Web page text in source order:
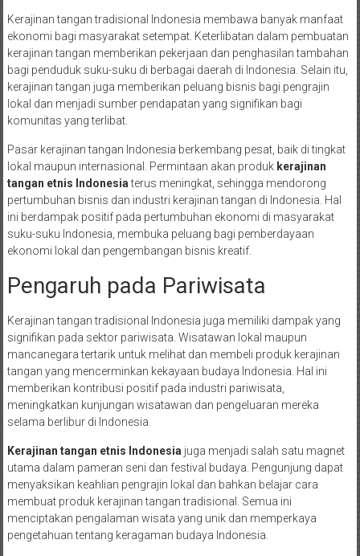
Kerajinan tangan tradisional Indonesia membawa banyak manfaat
ekonomi bagi masyarakat setempat. Keterlibatan dalam pembuatan
kerajinan tangan memberikan pekerjaan dan penghasilan tambahan
bagi penduduk suku-suku di berbagai daerah di Indonesia. Selain itu,
kerajinan tangan juga memberikan peluang bisnis bagi pengrajin
lokal dan menjadi sumber pendapatan yang signifikan bagi
komunitas yang terlibat.
Pasar kerajinan tangan Indonesia berkembang pesat, baik di tingkat
lokal maupun internasional. Permintaan akan produk kerajinan
tangan etnis Indonesiaterus meningkat, sehingga mendorong
pertumbuhan bisnis dan industri kerajinan tangan di Indonesia. Hal
ini berdampak positif pada pertumbuhan ekonomi di masyarakat
suku-suku Indonesia, membuka peluang bagi pemberdayaan
ekonomi lokal dan pengembangan bisnis kreatif.
Pengaruh pada Pariwisata
Kerajinan tangan tradisional Indonesia juga memiliki dampak yang
signifikan pada sektor pariwisata. Wisatawan lokal maupun
mancanegara tertarik untuk melihat dan membeli produk kerajinan
tangan yang mencerminkan kekayaan budaya Indonesia. Hal ini
memberikan kontribusi positif pada industri pariwisata,
meningkatkan kunjungan wisatawan dan pengeluaran mereka
selama berlibur di Indonesia.
Kerajinan tangan etnis Indonesia juga menjadi salah satu magnet
utama dalam pameran seni dan festival budaya. Pengunjung dapat
menyaksikan keahlian pengrajin lokal dan bahkan belajar cara
membuat produk kerajinan tangan tradisional. Semua ini
menciptakan pengalaman wisata yang unik dan memperkaya
pengetahuan tentang keragaman budaya Indonesia.